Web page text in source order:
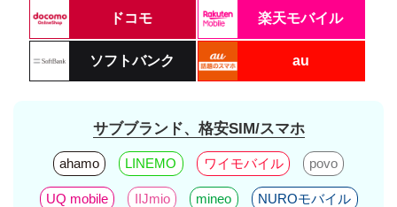
ドコモ 楽天モバイル
ソフトバンク au
サブブランド、格安SIM/スマホ
ahamo LINEMO ワイモバイル povo
UQ mobile IIJmio mineo NUROモバイル